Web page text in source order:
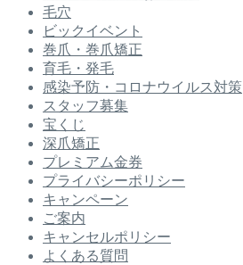
毛穴
ビックイベント
巻爪・巻爪矯正
育毛・発毛
感染予防・コロナウイルス対策
スタッフ募集
宝くじ
深爪矯正
プレミアム金券
プライバシーポリシー
キャンペーン
ご案内
キャンセルポリシー
よくある質問